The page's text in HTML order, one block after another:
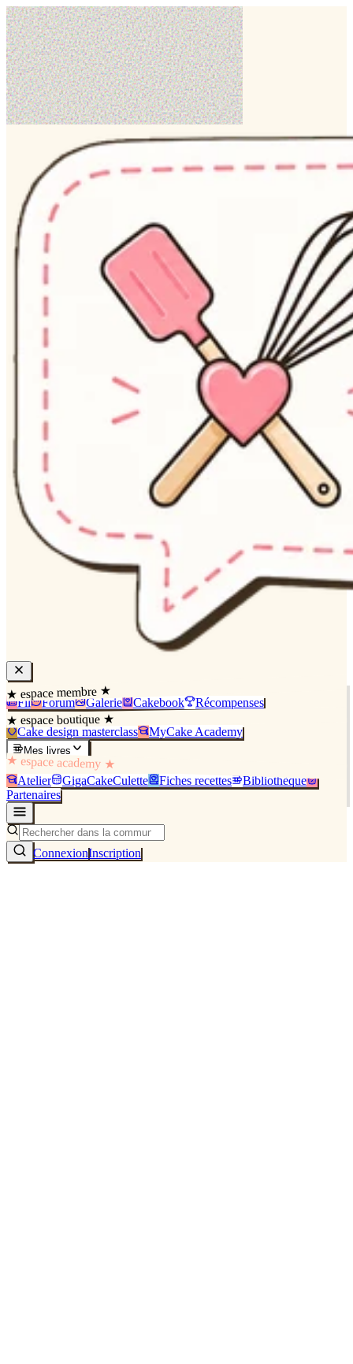
★ espace membre ★
Fil Forum Galerie Cakebook Récompenses
★ espace boutique ★
Cake design masterclass MyCake Academy
Mes livres
★ espace academy ★
Atelier GigaCakeCulette Fiches recettes
Bibliothèque
Partenaires
ConnexionInscription